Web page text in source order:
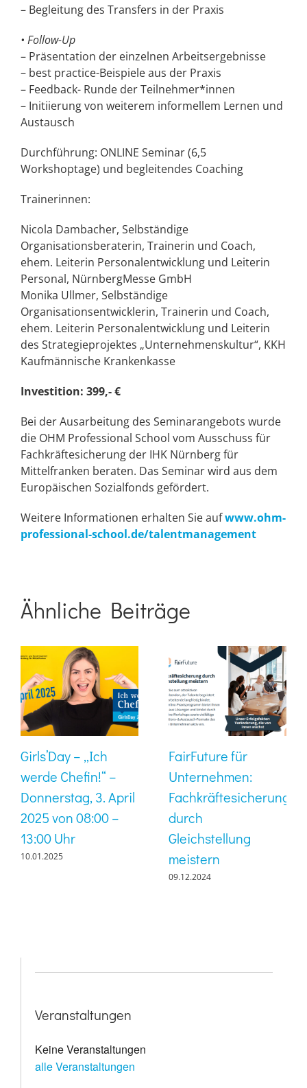
– Begleitung des Transfers in der Praxis
• Follow-Up
– Präsentation der einzelnen Arbeitsergebnisse
– best practice-Beispiele aus der Praxis
– Feedback- Runde der Teilnehmer*innen
– Initiierung von weiterem informellem Lernen und
Austausch
Durchführung: ONLINE Seminar (6,5
Workshoptage) und begleitendes Coaching
Trainerinnen:
Nicola Dambacher, Selbständige
Organisationsberaterin, Trainerin und Coach,
ehem. Leiterin Personalentwicklung und Leiterin
Personal, NürnbergMesse GmbH
Monika Ullmer, Selbständige
Organisationsentwicklerin, Trainerin und Coach,
ehem. Leiterin Personalentwicklung und Leiterin
des Strategieprojektes „Unternehmenskultur“, KKH
Kaufmännische Krankenkasse
Investition: 399,- €
Bei der Ausarbeitung des Seminarangebots wurde
die OHM Professional School vom Ausschuss für
Fachkräftesicherung der IHK Nürnberg für
Mittelfranken beraten. Das Seminar wird aus dem
Europäischen Sozialfonds gefördert.
Weitere Informationen erhalten Sie aufwww.ohm-
professional-school.de/talentmanagement
Ähnliche Beiträge
Girls’Day – „Ich
werde Chefin!“ –
Donnerstag, 3. April
2025 von 08:00 –
13:00 Uhr
10.01.2025
FairFuture für
Unternehmen:
Fachkräftesicherung
durch
Gleichstellung
meistern
09.12.2024
Veranstaltungen
Keine Veranstaltungen
alle Veranstaltungen